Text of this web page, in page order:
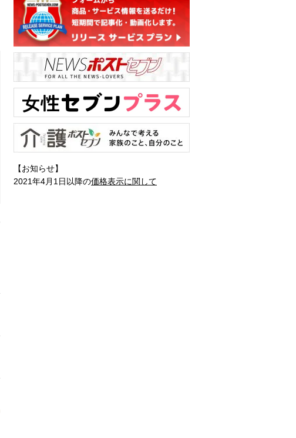
【お知らせ】
2021年4月1日以降の価格表示に関して